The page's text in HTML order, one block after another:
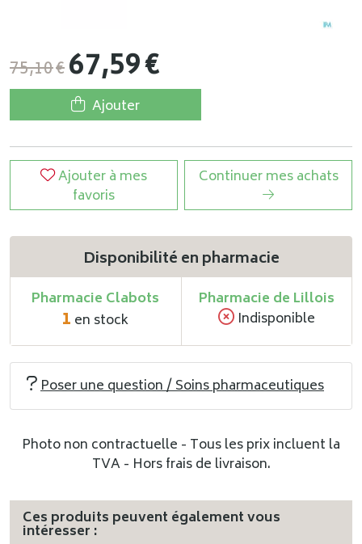
75,10€67,59€
Ajouter
Ajouter à mes
favoris
Continuer mes achats
Disponibilité en pharmacie
Pharmacie Clabots
1 en stock
Pharmacie de Lillois
Indisponible
Poser une question / Soins pharmaceutiques
Photo non contractuelle - Tous les prix incluent la
TVA - Hors frais de livraison.
Ces produits peuvent également vous
intéresser :